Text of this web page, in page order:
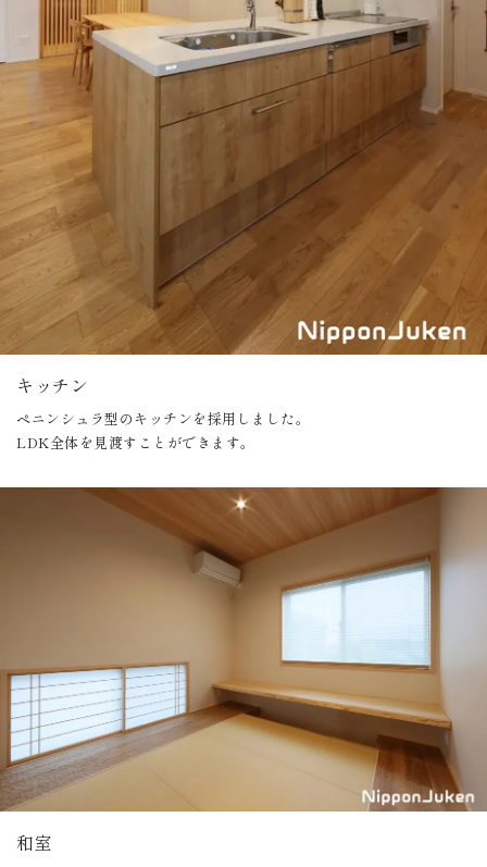
キッチン
ペニンシュラ型のキッチンを採用しました。
LDK全体を見渡すことができます。
和室